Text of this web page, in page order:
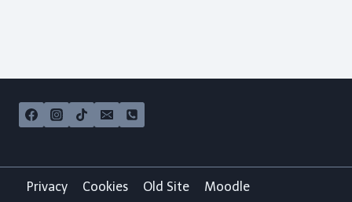
Privacy Cookies Old Site Moodle